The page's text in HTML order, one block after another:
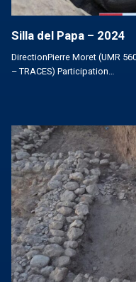
Silla del Papa – 2024
DirectionPierre Moret (UMR
– TRACES) Participation…